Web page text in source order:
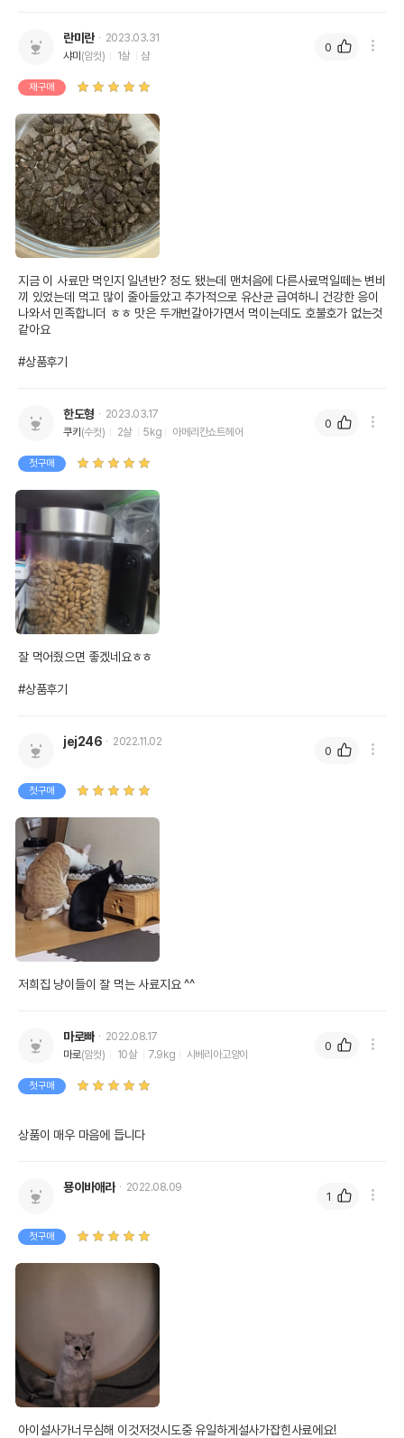
란미란
2023.03.31
샤미 (암컷) 1살 샴
재구매
지금 이 사료만 먹인지 일년반? 정도 됐는데 맨처음에 다른사료먹일떼는 변비
끼 있었는데 먹고 많이 줄아들았고 추가적으로 유산균 급여하니 건강한 응이
나와서 민족합니더 ㅎㅎ 맛은 두개번갈아가면서 먹이는데도 호불호가 없는것
같아요
#상품후기
0
한도형
2023.03.17
쿠키 (수컷) 2살 5kg 아메리칸쇼트헤어
첫구매
잘 먹어줬으면 좋겠네요ㅎㅎ
#상품후기
0
jej246 2022.11.02
첫구매
저희집 냥이들이 잘 먹는 사료지요 ^^
0
마로빠
2022.08.17
마로(암컷) 10살 7.9kg 시베리아고양이
첫구매
상품이 매우 마음에 듭니다
0
묭이바애라 2022.08.09
첫구매
아이설사가너무심해 이것저것시도중 유일하게설사가잡힌사료에요!
1